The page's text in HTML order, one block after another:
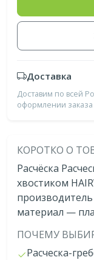
Доставка
Доставим по всей
оформлении заказа
КОРОТКО О
Расчёска
хвостиком
материал —
ПОЧЕМУ
Расческа-